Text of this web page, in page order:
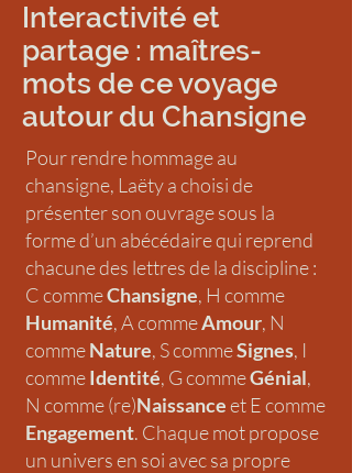
Interactivité et
partage : maîtres-
mots de ce voyage
autour du Chansigne
Pour rendre hommage au
chansigne, Laëty a choisi de
présenter son ouvrage sous la
forme d’un abécédaire qui reprend
chacune des lettres de la discipline :
C commeChansigne, H comme
Humanité, A commeAmour, N
commeNature, S commeSignes, I
commeIdentité, G commeGénial,
N comme (re)Naissanceet E comme
Engagement. Chaque mot propose
un univers en soi avec sa propre